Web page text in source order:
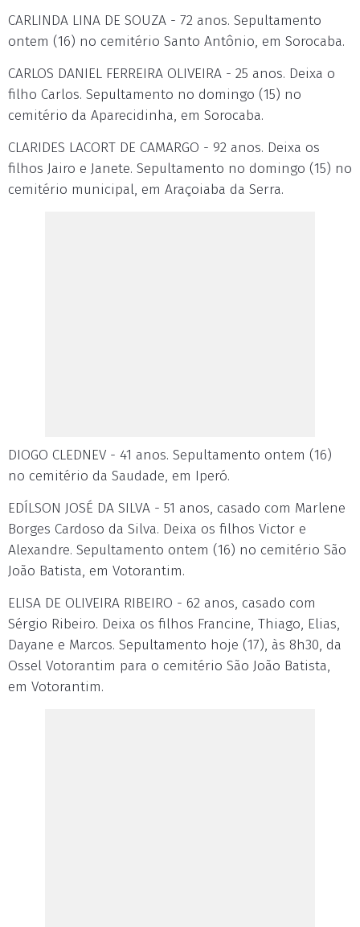
CARLINDA LINA DE SOUZA - 72 anos. Sepultamento
ontem (16) no cemitério Santo Antônio, em Sorocaba.
CARLOS DANIEL FERREIRA OLIVEIRA - 25 anos. Deixa o
filho Carlos. Sepultamento no domingo (15) no
cemitério da Aparecidinha, em Sorocaba.
CLARIDES LACORT DE CAMARGO - 92 anos. Deixa os
filhos Jairo e Janete. Sepultamento no domingo (15) no
cemitério municipal, em Araçoiaba da Serra.
DIOGO CLEDNEV - 41 anos. Sepultamento ontem (16)
no cemitério da Saudade, em Iperó.
EDÍLSON JOSÉ DA SILVA - 51 anos, casado com Marlene
Borges Cardoso da Silva. Deixa os filhos Victor e
Alexandre. Sepultamento ontem (16) no cemitério São
João Batista, em Votorantim.
ELISA DE OLIVEIRA RIBEIRO - 62 anos, casado com
Sérgio Ribeiro. Deixa os filhos Francine, Thiago, Elias,
Dayane e Marcos. Sepultamento hoje (17), às 8h30, da
Ossel Votorantim para o cemitério São João Batista,
em Votorantim.